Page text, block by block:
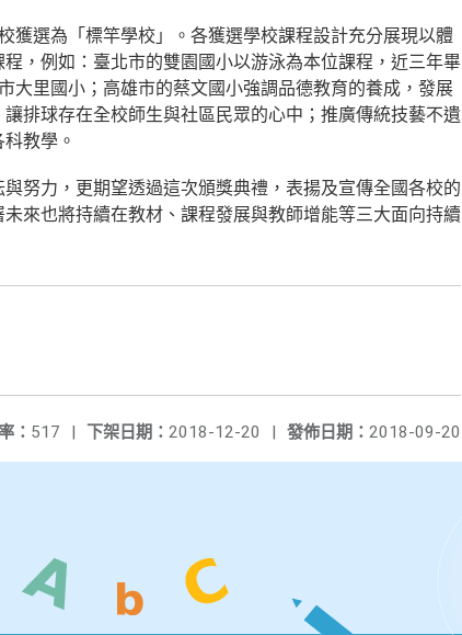
獲選為「標竿學校」。各獲選學校課程設計充分展現以體
，例如：臺北市的雙園國小以游泳為本位課程，近三年畢
大里國小；高雄市的蔡文國小強調品德教育的養成，發展
排球存在全校師生與社區民眾的心中；推廣傳統技藝不遺
教學。
努力，更期望透過這次頒獎典禮，表揚及宣傳全國各校的
來也將持續在教材、課程發展與教師增能等三大面向持續
發佈日期： 2018-09-20
下架日期： 2018-12-20 |
： 517 |